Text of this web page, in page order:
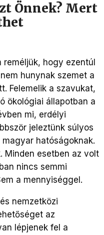
Önnek? Mert
hogy ezentúl
hunynak szemet a
Felemelik a szavukat,
ökológiai állapotban a
mi, erdélyi
jeleztünk súlyos
hatóságoknak.
Minden esetben az volt
nincs semmi
a mennyiséggel.
nemzetközi
az
lépjenek fel a